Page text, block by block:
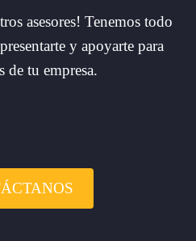
asesores! Tenemos todo
y apoyarte para
de tu empresa.